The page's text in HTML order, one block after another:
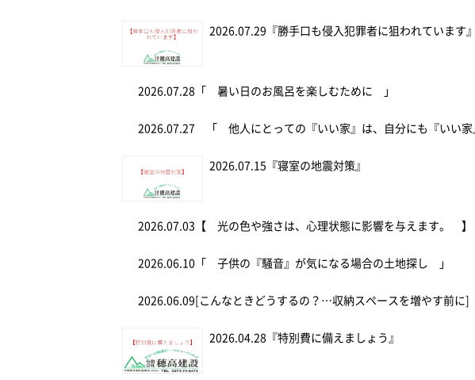
2026.07.29 『勝手口も侵入犯罪者に狙われています』
2026.07.28 「 暑い日のお風呂を楽しむために 」
2026.07.27 「 他人にとっての『いい家』は、自分にも『いい
2026.07.15 『寝室の地震対策』
2026.07.03 【 光の色や強さは、心理状態に影響を与えます。 】
2026.06.10 「 子供の『騒音』が気になる場合の土地探し 」
2026.06.09 [こんなときどうするの？…収納スペースを増やす前に]
2026.04.28 『特別費に備えましょう』